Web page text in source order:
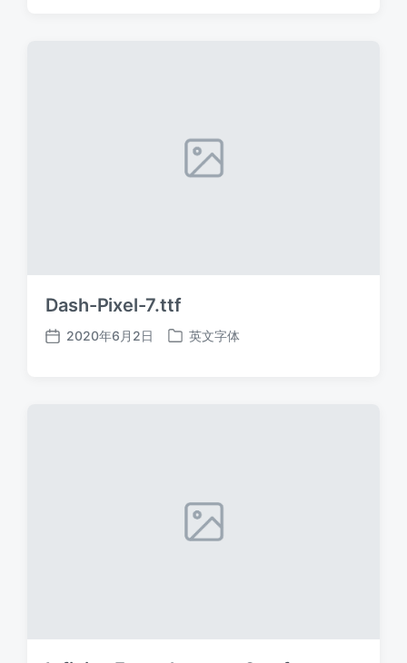
Dash-Pixel-7.ttf
发
2020年6月2日
发
英文字体